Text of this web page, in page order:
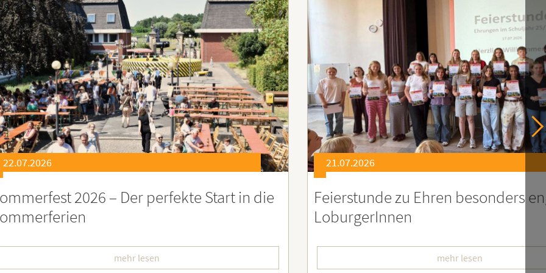
21.07.2026
zu Ehren besonders engagierter
mehr lesen
21.07.2026
Soziales Engagement für
Ruanda – Wir sind dabei!
mehr lesen